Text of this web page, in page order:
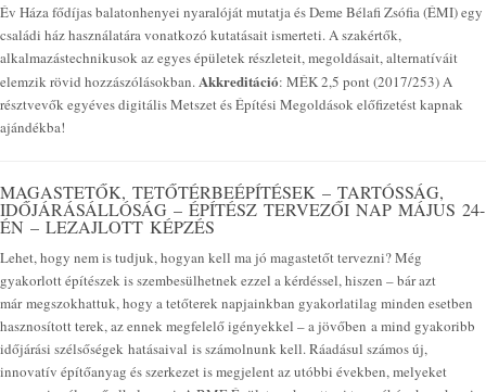
Év Háza fődíjas balatonhenyei nyaralóját mutatja és Deme Bélafi Zsófia (ÉMI) egy
családi ház használatára vonatkozó kutatásait ismerteti. A szakértők,
alkalmazástechnikusok az egyes épületek részleteit, megoldásait, alternatíváit
elemzik rövid hozzászólásokban.Akkreditáció: MÉK 2,5 pont (2017/253) A
résztvevők egyéves digitális Metszet és Építési Megoldások előfizetést kapnak
ajándékba!
MAGASTETŐK, TETŐTÉRBEÉPÍTÉSEK – TARTÓSSÁG,
IDŐJÁRÁSÁLLÓSÁG – ÉPÍTÉSZ TERVEZŐI NAP MÁJUS 24-
ÉN – LEZAJLOTT KÉPZÉS
Lehet, hogy nem is tudjuk, hogyan kell ma jó magastetőt tervezni? Még
gyakorlott építészek is szembesülhetnek ezzel a kérdéssel, hiszen – bár azt
már megszokhattuk, hogy a tetőterek napjainkban gyakorlatilag minden esetben
hasznosított terek, az ennek megfelelő igényekkel – a jövőben a mind gyakoribb
időjárási szélsőségek hatásaival is számolnunk kell. Ráadásul számos új,
innovatív építőanyag és szerkezet is megjelent az utóbbi években, melyeket